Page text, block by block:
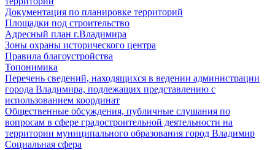
Документация по планировке территорий
Площадки под строительство
Адресный план г.Владимира
Зоны охраны исторического центра
Правила благоустройства
Топонимика
Перечень сведений, находящихся в ведении администрации
города Владимира, подлежащих представлению с
использованием координат
Общественные обсуждения, публичные слушания по
вопросам в сфере градостроительной деятельности на
территории муниципального образования город Владимир
Социальная сфера